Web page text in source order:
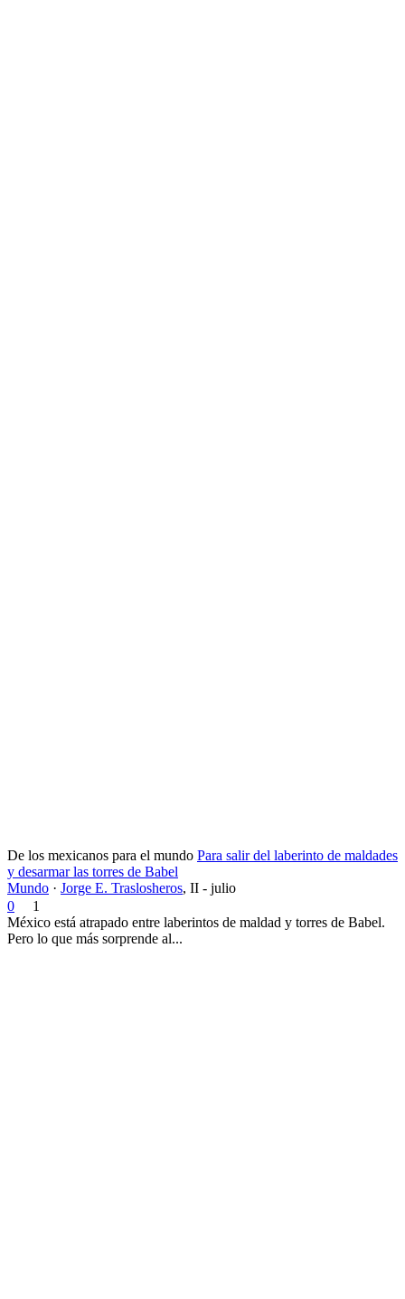
De los mexicanos para el mundo Para salir del laberinto de maldades
y desarmar las torres de Babel
Mundo · Jorge E. Traslosheros, II - julio
0
1
México está atrapado entre laberintos de maldad y torres de Babel.
Pero lo que más sorprende al...